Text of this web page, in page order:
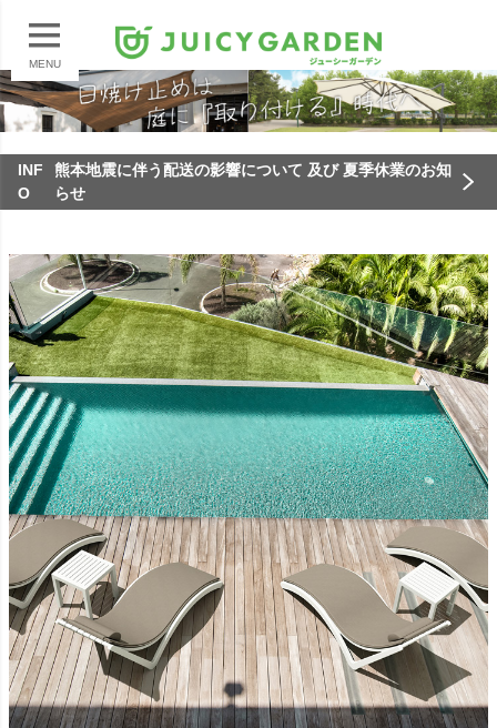
MENU
INF
O
熊本地震に伴う配送の影響について 及び 夏季休業のお知
らせ